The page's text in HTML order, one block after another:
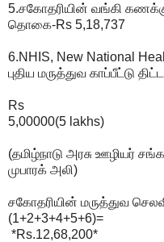
5.சகோதரியின் வங்கி
தொகை-Rs 5,18,737
6.NHIS, New National
புதிய மருத்துவ காப்பீட்டு
Rs
5,00000(5 lakhs)
(தமிழ்நாடு அரசு ஊழியர்
முபாரக் அலி)
சகோதரியின் மருத்துவ
(1+2+3+4+5+6)=
*Rs.12,68,200*